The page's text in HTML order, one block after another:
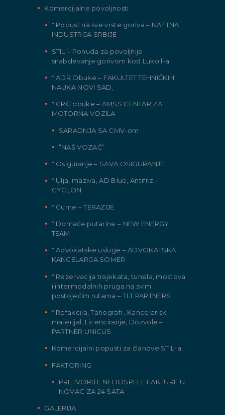
Komercijalne povoljnosti
* Popust na sve vrste goriva – NAFTNA
INDUSTRIJA SRBIJE
STIL – Ponuda za povoljnije
snabdevanje gorivom kod Lukoil-a
* ADR Obuke – FAKULTET TEHNIČKIH
NAUKA NOVI SAD,
* CPC obuke – AMSS CENTAR ZA
MOTORNA VOZILA
SARADNJA SA CMV-om
“NAŠ VOZAČ”
* Osiguranje – SAVA OSIGURANJE
* Ulja, maziva, AD Blue, Antifriz –
CYCLON
* Gume – TERAZIJE
* Domaće putarine – NEW ENERGY
TEAM
* Advokatske usluge – ADVOKATSKA
KANCELARIJA SOMER
* Rezervacija trajekata, tunela, mostova
i intermodalnih pruga na svim
postojećim rutama – TLT PARTNERS
* Refakcija, Tahografi , Kancelariski
materijal, Licenciranje, Dozvole –
PARTNER UNICUS
Komercijalni popusti za članove STIL-a
FAKTORING
PRETVORITE NEDOSPELE FAKTURE U
NOVAC ZA 24 SATA
GALERIJA